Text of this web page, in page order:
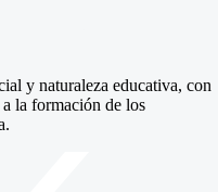
y naturaleza educativa, con
la formación de los